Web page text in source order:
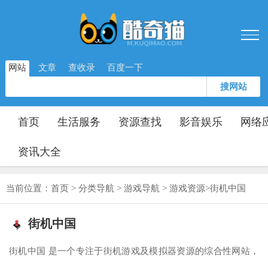
网站 文章 查收录 百度一下
搜网站
首页 生活服务 资源查找 影音娱乐 网络
资讯大全
当前位置： 首页 > 分类导航 > 游戏导航 > 游戏资源>街机中国
街机中国
街机中国 是一个专注于街机游戏及模拟器资源的综合性网站，